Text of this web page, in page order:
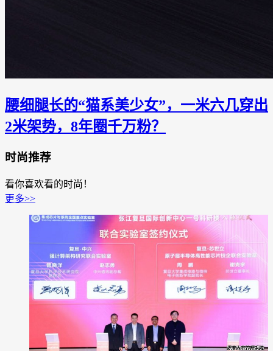
腰细腿长的“猫系美少女”，一米六几穿出
2米架势，8年圈千万粉？
时尚推荐
看你喜欢看的时尚！
更多>>